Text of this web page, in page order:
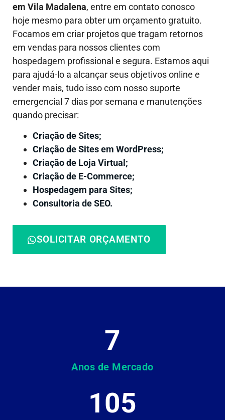
em Vila Madalena, entre em contato conosco
hoje mesmo para obter um orçamento gratuito.
Focamos em criar projetos que tragam retornos
em vendas para nossos clientes com
hospedagem profissional e segura. Estamos aqui
para ajudá-lo a alcançar seus objetivos online e
vender mais, tudo isso com nosso suporte
emergencial 7 dias por semana e manutenções
quando precisar:
Criação de Sites;
Criação de Sites em WordPress;
Criação de Loja Virtual;
Criação de E-Commerce;
Hospedagem para Sites;
Consultoria de SEO.
SOLICITAR ORÇAMENTO
Anos de Mercado
7
105